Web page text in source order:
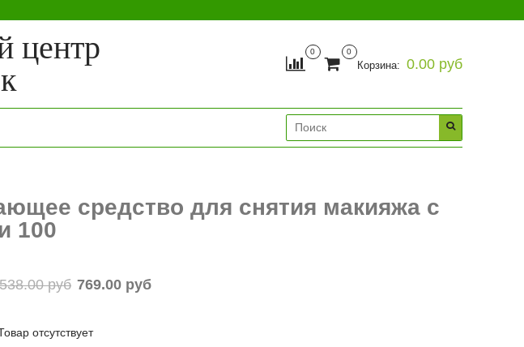
центр
0 0
Корзина: 0.00 руб
средство для снятия макияжа с
100
руб 769.00 руб
отсутствует